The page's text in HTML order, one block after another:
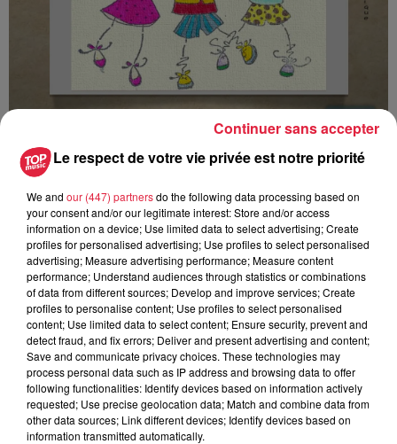
Ajouter à votre calendrier
Date
du7 mars 2020 à 0h00
au7 mars 2020 à 0h00
Lieu CHÂTENOIS (67)
Le respect de votre vie privée est notre priorité
We and our (447) partnersdo the following data processing based on
your consent and/or our legitimate interest: Store and/or access
information on a device; Use limited data to select advertising; Create
profiles for personalised advertising; Use profiles to select personalised
advertising; Measure advertising performance; Measure content
performance; Understand audiences through statistics or combinations
of data from different sources; Develop and improve services; Create
profiles to personalise content; Use profiles to select personalised
content; Use limited data to select content; Ensure security, prevent and
detect fraud, and fix errors; Deliver and present advertising and content;
Save and communicate privacy choices. These technologies may
process personal data such as IP address and browsing data to offer
following functionalities: Identify devices based on information actively
requested; Use precise geolocation data; Match and combine data from
other data sources; Link different devices; Identify devices based on
information transmitted automatically.
Continuer sans accepter